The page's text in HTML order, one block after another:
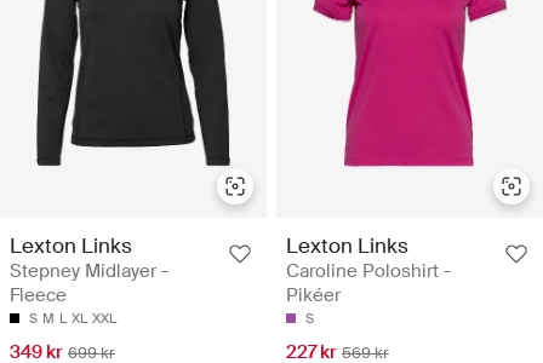
Lexton Links
Stepney Midlayer -
Fleece
S M L XL XXL
349 kr 699 kr
Lexton Links
Caroline Poloshirt -
Pikéer
S
227 kr 569 kr